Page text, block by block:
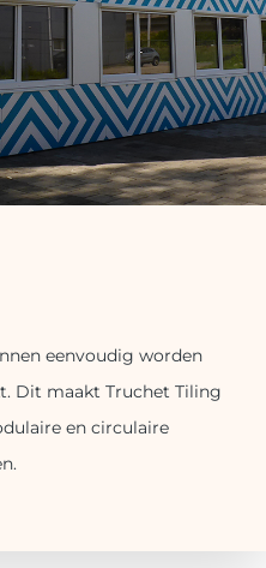
eenvoudig worden
Dit maakt Truchet Tiling
en circulaire